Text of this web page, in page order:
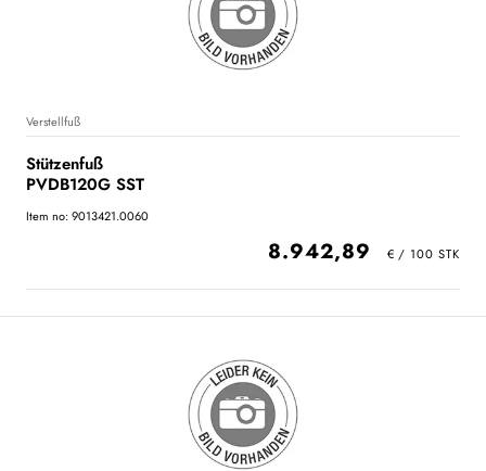
Verstellfuß
Stützenfuß
PVDB120G SST
Item no: 9013421.0060
8.942,89